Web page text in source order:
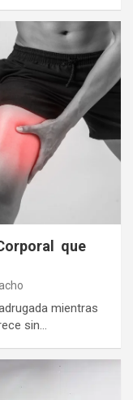
que
mientras
sin…